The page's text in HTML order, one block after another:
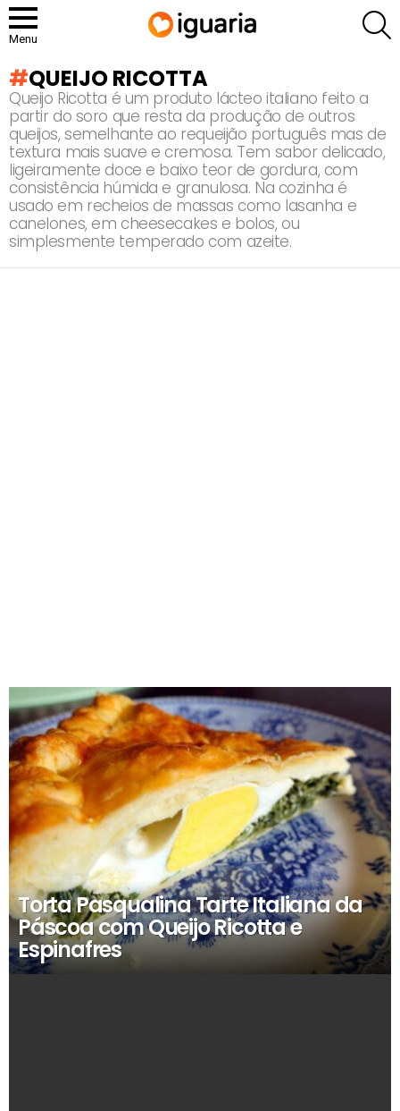
Menu
QUEIJO RICOTTA
Queijo Ricotta é um produto lácteo italiano feito a
partir do soro que resta da produção de outros
queijos, semelhante ao requeijão português mas de
textura mais suave e cremosa. Tem sabor delicado,
ligeiramente doce e baixo teor de gordura, com
consistência húmida e granulosa. Na cozinha é
usado em recheios de massas como lasanha e
canelones, em cheesecakes e bolos, ou
simplesmente temperado com azeite.
RECOMENDADOS
Torta Pasqualina Tarte Italiana da
Páscoa com Queijo Ricotta e
Espinafres